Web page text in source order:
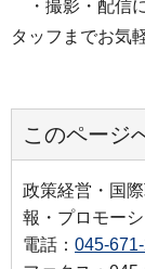
・撮影・配信
タッフまでお気
このページ
政策経営・国
報・プロモー
電話： 045-